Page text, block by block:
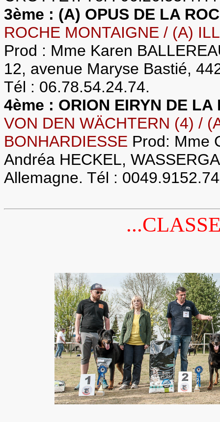
3ème : (A) OPUS DE LA
ROCHE MONTAIGNE / (A)
Prod : Mme Karen
12, avenue Maryse Bastié,
Tél : 06.78.54.24.74.
4ème : ORION EIRYN DE LA
VON DEN WÄCHTERN (4) /
BONHARDIESSE Prod: Mme
Andréa HECKEL,
Allemagne. Tél :